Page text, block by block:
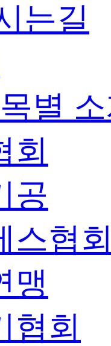
는길
별
회
공
스협
맹
협회